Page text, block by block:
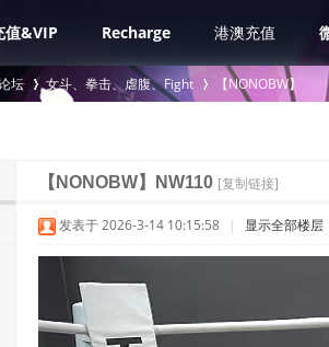
值&VIP Recharge 港澳充值
坛 女斗、拳击、虐腹、Fight
›
【NONOBW】
【NONOBW】NW110 [复制链接]
发表于 2026-3-14 10:15:58 | 显示全部楼层